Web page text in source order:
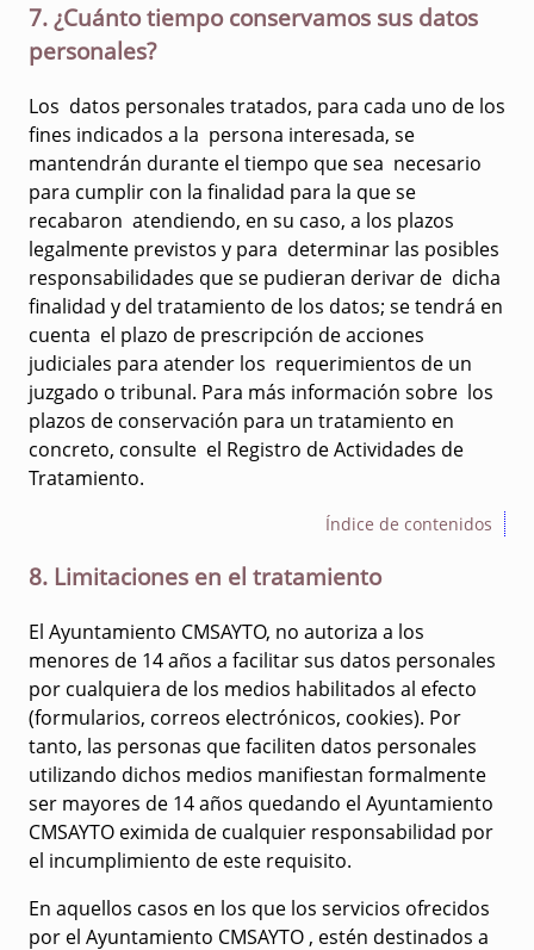
7. ¿Cuánto tiempo conservamos sus datos
personales?
Los datos personales tratados, para cada uno de los
fines indicados a la persona interesada, se
mantendrán durante el tiempo que sea necesario
para cumplir con la finalidad para la que se
recabaron atendiendo, en su caso, a los plazos
legalmente previstos y para determinar las posibles
responsabilidades que se pudieran derivar de dicha
finalidad y del tratamiento de los datos; se tendrá en
cuenta el plazo de prescripción de acciones
judiciales para atender los requerimientos de un
juzgado o tribunal. Para más información sobre los
plazos de conservación para un tratamiento en
concreto, consulte el Registro de Actividades de
Tratamiento.
Índice de contenidos
8. Limitaciones en el tratamiento
El Ayuntamiento CMSAYTO, no autoriza a los
menores de 14 años a facilitar sus datos personales
por cualquiera de los medios habilitados al efecto
(formularios, correos electrónicos, cookies). Por
tanto, las personas que faciliten datos personales
utilizando dichos medios manifiestan formalmente
ser mayores de 14 años quedando el Ayuntamiento
CMSAYTO eximida de cualquier responsabilidad por
el incumplimiento de este requisito.
En aquellos casos en los que los servicios ofrecidos
por el Ayuntamiento CMSAYTO , estén destinados a